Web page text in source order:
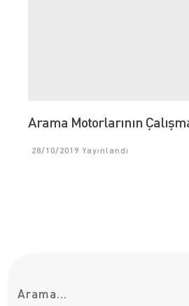
Arama Motorlarının
28/10/2019 Yayınlandı
r